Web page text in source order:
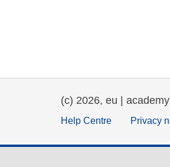
(c) 2026, eu | academy
Help Centre Privacy